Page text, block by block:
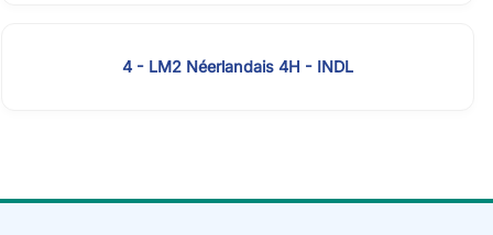
4 - LM2 Néerlandais 4H - INDL